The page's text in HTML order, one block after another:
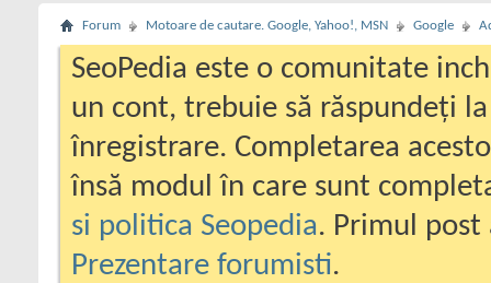
Forum Motoare de cautare. Google, Yahoo!, MSN Google
SeoPedia este o comunitate
un cont, trebuie să răspundeți
înregistrare. Completarea
însă modul în care sunt
si politica Seopedia. Primul
Prezentare forumisti.